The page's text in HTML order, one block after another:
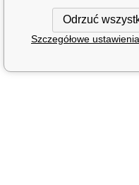
Odrzuć
Szczegółowe